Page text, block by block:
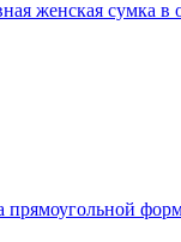
женская сумка в
прямоугольной